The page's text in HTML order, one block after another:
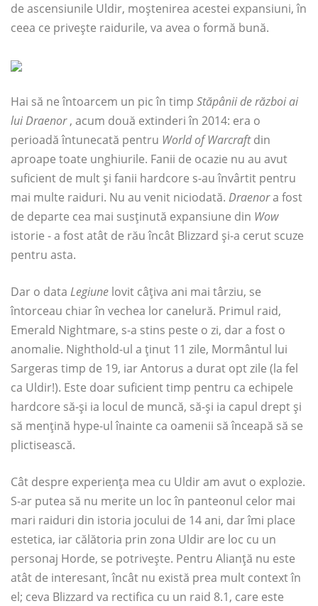
de ascensiunile Uldir, moștenirea acestei expansiuni, în
ceea ce privește raidurile, va avea o formă bună.
Hai să ne întoarcem un pic în timp Stăpânii de război ai
lui Draenor, acum două extinderi în 2014: era o
perioadă întunecată pentru World of Warcraftdin
aproape toate unghiurile. Fanii de ocazie nu au avut
suficient de mult și fanii hardcore s-au învârtit pentru
mai multe raiduri. Nu au venit niciodată. Draenora fost
de departe cea mai susținută expansiune din Wow
istorie - a fost atât de rău încât Blizzard și-a cerut scuze
pentru asta.
Dar o data Legiune lovit câțiva ani mai târziu, se
întorceau chiar în vechea lor canelură. Primul raid,
Emerald Nightmare, s-a stins peste o zi, dar a fost o
anomalie. Nighthold-ul a ținut 11 zile, Mormântul lui
Sargeras timp de 19, iar Antorus a durat opt ​​zile (la fel
ca Uldir!). Este doar suficient timp pentru ca echipele
hardcore să-și ia locul de muncă, să-și ia capul drept și
să mențină hype-ul înainte ca oamenii să înceapă să se
plictisească.
Cât despre experiența mea cu Uldir am avut o explozie.
S-ar putea să nu merite un loc în panteonul celor mai
mari raiduri din istoria jocului de 14 ani, dar îmi place
estetica, iar călătoria prin zona Uldir are loc cu un
personaj Horde, se potrivește. Pentru Alianță nu este
atât de interesant, încât nu există prea mult context în
el; ceva Blizzard va rectifica cu un raid 8.1, care este